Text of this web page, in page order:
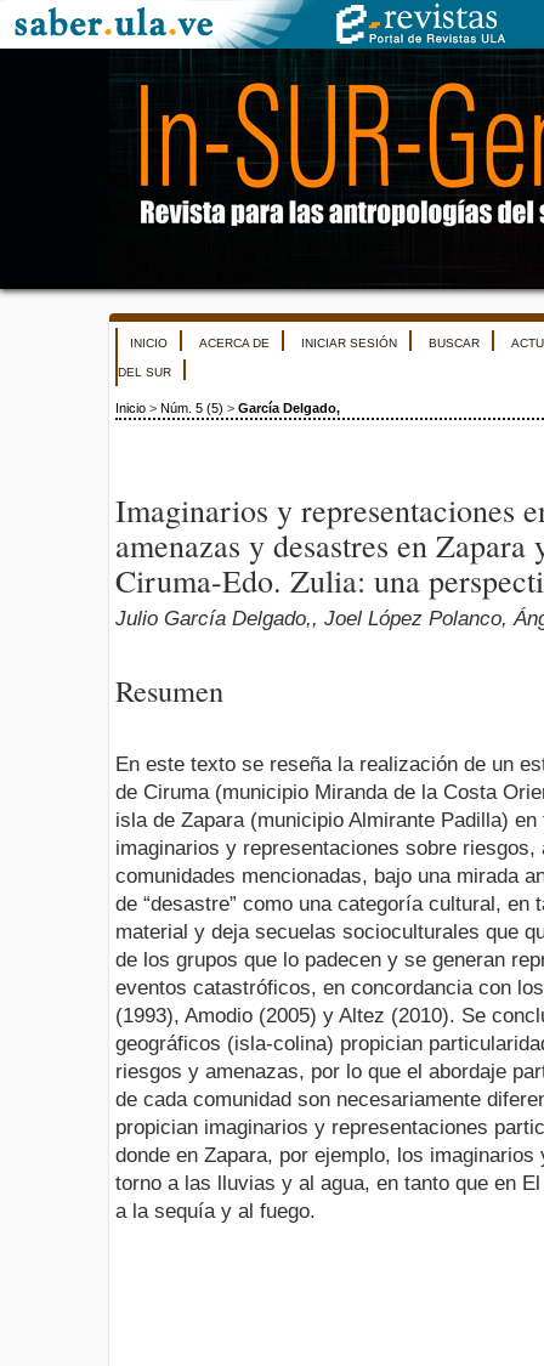
INICIO ACERCA DE INICIAR SESIÓN BUSCAR
DEL SUR
Inicio > Núm. 5 (5) > García Delgado,
Imaginarios y representaciones
amenazas y desastres en
Ciruma-Edo. Zulia: una
Julio García Delgado,, Joel López Polanco,
Resumen
En este texto se reseña la realización de un
de Ciruma (municipio Miranda de la Costa
isla de Zapara (municipio Almirante Padilla)
imaginarios y representaciones sobre
comunidades mencionadas, bajo una mirada
de “desastre” como una categoría cultural,
material y deja secuelas socioculturales que
de los grupos que lo padecen y se generan
eventos catastróficos, en concordancia con
(1993), Amodio (2005) y Altez (2010). Se
geográficos (isla-colina) propician
riesgos y amenazas, por lo que el abordaje
de cada comunidad son necesariamente
propician imaginarios y representaciones
donde en Zapara, por ejemplo, los
torno a las lluvias y al agua, en tanto que en
a la sequía y al fuego.